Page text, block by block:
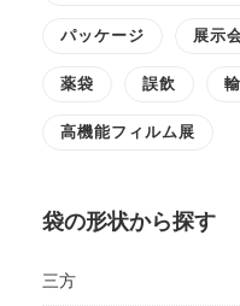
パッケージ 展示
薬袋 誤飲
高機能フィルム展
袋の形状から探す
三方